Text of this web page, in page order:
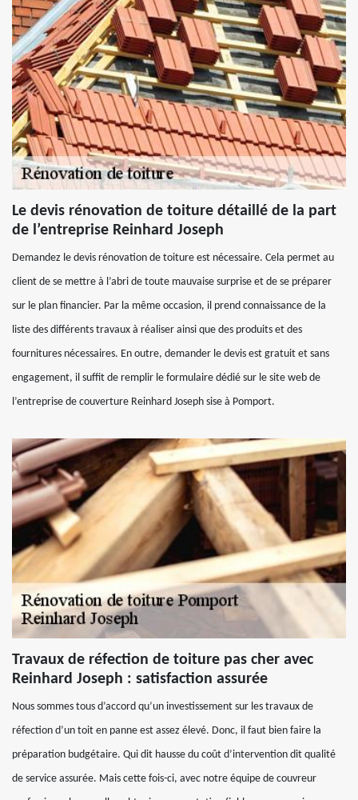
Le devis rénovation de toiture détaillé de la part
de l’entreprise Reinhard Joseph
Demandez le devis rénovation de toiture est nécessaire. Cela permet au
client de se mettre à l’abri de toute mauvaise surprise et de se préparer
sur le plan financier. Par la même occasion, il prend connaissance de la
liste des différents travaux à réaliser ainsi que des produits et des
fournitures nécessaires. En outre, demander le devis est gratuit et sans
engagement, il suffit de remplir le formulaire dédié sur le site web de
l’entreprise de couverture Reinhard Joseph sise à Pomport.
Travaux de réfection de toiture pas cher avec
Reinhard Joseph : satisfaction assurée
Nous sommes tous d’accord qu’un investissement sur les travaux de
réfection d’un toit en panne est assez élevé. Donc, il faut bien faire la
préparation budgétaire. Qui dit hausse du coût d’intervention dit qualité
de service assurée. Mais cette fois-ci, avec notre équipe de couvreur